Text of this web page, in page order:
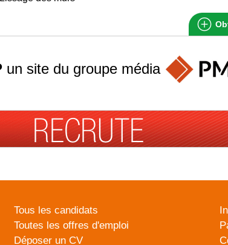
un site du groupe média
Tous les candidats
Toutes les offres d'emploi
Déposer un CV